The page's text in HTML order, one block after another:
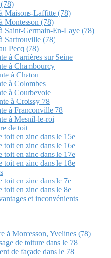
Maisons-Laffitte (78)
Montesson (78)
Saint-Germain-En-Laye (78)
Sartrouville (78)
Pecq (78)
à Carrières sur Seine
à Chambourcy
à Chatou
à Colombes
à Courbevoie
à Croissy 78
à Franconville 78
à Mesnil-le-roi
de toit
toit en zinc dans le 15e
toit en zinc dans le 16e
toit en zinc dans le 17e
toit en zinc dans le 18e
toit en zinc dans le 7e
toit en zinc dans le 8e
et inconvénients
à Montesson, Yvelines (78)
de toiture dans le 78
de façade dans le 78